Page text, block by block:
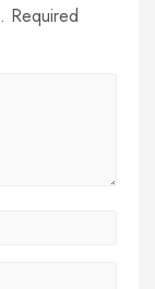
Required